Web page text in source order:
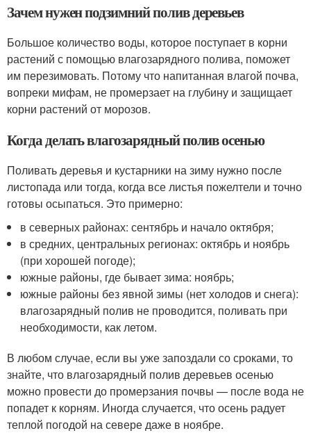
Зачем нужен подзимний полив деревьев
Большое количество воды, которое поступает в корни
растений с помощью влагозарядного полива, поможет
им перезимовать. Потому что напитанная влагой почва,
вопреки мифам, не промерзает на глубину и защищает
корни растений от морозов.
Когда делать влагозарядный полив осенью
Поливать деревья и кустарники на зиму нужно после
листопада или тогда, когда все листья пожелтели и точно
готовы осыпаться. Это примерно:
в северных районах: сентябрь и начало октября;
в средних, центральных регионах: октябрь и ноябрь
(при хорошей погоде);
южные районы, где бывает зима: ноябрь;
южные районы без явной зимы (нет холодов и снега):
влагозарядный полив не проводится, поливать при
необходимости, как летом.
В любом случае, если вы уже запоздали со сроками, то
знайте, что влагозарядный полив деревьев осенью
можно провести до промерзания почвы — после вода не
попадет к корням. Иногда случается, что осень радует
теплой погодой на севере даже в ноябре.